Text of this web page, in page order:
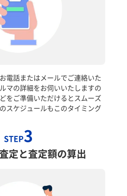
電話またはメールでご連絡いた
マの詳細をお伺いいたしますの
をご準備いただけるとスムーズ
スケジュールもこのタイミング
STEP3
定と査定額の算出